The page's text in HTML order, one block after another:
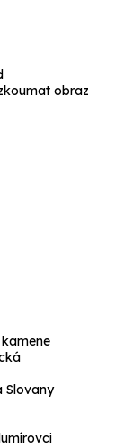
obraz
Slovany